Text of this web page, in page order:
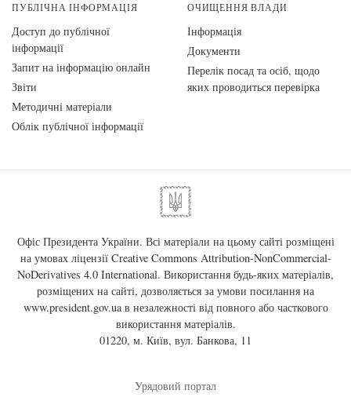
ПУБЛІЧНА ІНФОРМАЦІЯ
Доступ до публічної
інформації
Запит на інформацію онлайн
Звіти
Методичні матеріали
Облік публічної інформації
ОЧИЩЕННЯ ВЛАДИ
Інформація
Документи
Перелік посад та осіб, щодо
яких проводиться перевірка
Офіс Президента України. Всі матеріали на цьому сайті розміщені
на умовах ліцензії Creative Commons Attribution-NonCommercial-
NoDerivatives 4.0 International. Використання будь-яких матеріалів,
розміщених на сайті, дозволяється за умови посилання на
www.president.gov.uaв незалежності від повного або часткового
використання матеріалів.
01220, м. Київ, вул. Банкова, 11
Урядовий портал